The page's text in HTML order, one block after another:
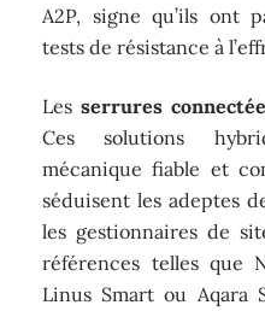
A2P, signe qu’ils ont
tests de résistance à
Lesserrures
Ces solutions
mécanique fiable et
séduisent les adeptes
les gestionnaires de
références telles que
Linus Smart ou Aqara